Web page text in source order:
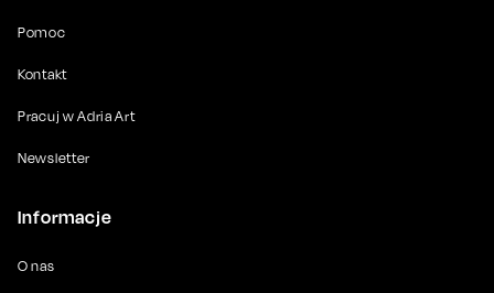
Pomoc
Kontakt
Pracuj w Adria Art
Newsletter
Informacje
O nas